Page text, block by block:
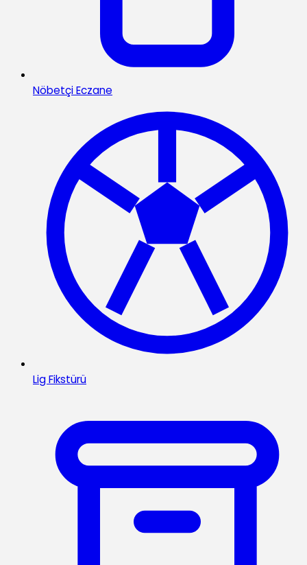
Nöbetçi Eczane
Lig Fikstürü